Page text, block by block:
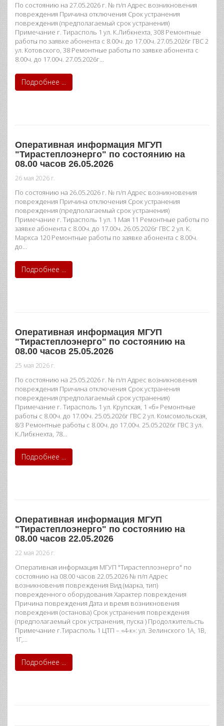
По состоянию на 27.05.2026 г. № п/п Адрес возникновения
повреждения Причина отключения Срок устранения
повреждения (предполагаемый срок устранения)
Примечание г. Тирасполь 1 ул. К.Либкнехта, 308 Ремонтные
работы по заявке абонента с 8.00ч. до 17.00ч. 27.05.2026г ГВС 2
ул. Котовского, 38 Ремонтные работы по заявке абонента с
8.00ч. до 17.00ч. 27.05.2026г…
Подробнее ...
Оперативная информация МГУП
"Тирастеплоэнерго" по состоянию на
08.00 часов 26.05.2026
26 мая 2026 г.
По состоянию на 26.05.2026 г. № п/п Адрес возникновения
повреждения Причина отключения Срок устранения
повреждения (предполагаемый срок устранения)
Примечание г. Тирасполь 1 ул. 1 Мая 11 Ремонтные работы по
заявке абонента с 8.00ч. до 17.00ч. 26.05.2026г ГВС 2 ул. К.
Маркса 120 Ремонтные работы по заявке абонента с 8.00ч.
до…
Подробнее ...
Оперативная информация МГУП
"Тирастеплоэнерго" по состоянию на
08.00 часов 25.05.2026
25 мая 2026 г.
По состоянию на 25.05.2026 г. № п/п Адрес возникновения
повреждения Причина отключения Срок устранения
повреждения (предполагаемый срок устранения)
Примечание г. Тирасполь 1 ул. Крупская, 1 «б» Ремонтные
работы с 8.00ч. до 17.00ч. 25.05.2026г ГВС 2 ул. Комсомольская,
8/3 Ремонтные работы с 8.00ч. до 17.00ч. 25.05.2026г ГВС 3 ул.
К.Либкнехта, 78…
Подробнее ...
Оперативная информация МГУП
"Тирастеплоэнерго" по состоянию на
08.00 часов 22.05.2026
22 мая 2026 г.
Оперативная информация МГУП "Тирастеплоэнерго" по
состоянию на 08.00 часов 22.05.2026 № п/п Адрес
возникновения повреждения Вид (марка, тип)
поврежденного оборудования Характер повреждения
Причина повреждения Дата и время возникновения
повреждения (останова) Срок устранения повреждения
(предполагаемый срок устранения, пуска ) Продолжительсть
Примечание г.Тирасполь 1 ЦТП – «4-к»: ул. Зелинского 1А, 1В,
1Г,…
Подробнее ...